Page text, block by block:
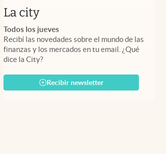
La cityabre en nueva pestaña
Todos los jueves
Recibí las novedades sobre el mundo de las
finanzas y los mercados en tu email. ¿Qué
dice la City?
Recibir newsletter